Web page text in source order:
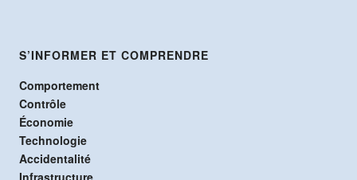
S’INFORMER ET COMPRENDRE
Comportement
Contrôle
Économie
Technologie
Accidentalité
Infrastructure